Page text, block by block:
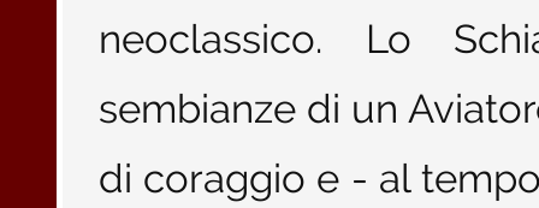
neoclassico. Lo
sembianze di un
di coraggio e - al